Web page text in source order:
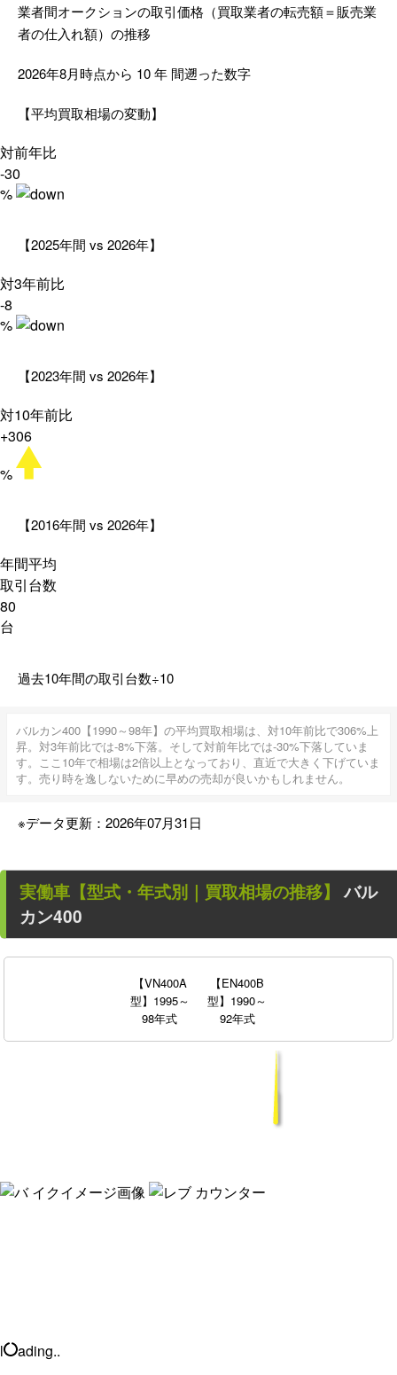
業者間オークションの取引価格（買取業者の転売額＝販売業
者の仕入れ額）の推移
2026年8月時点から 10年 間遡った数字
【平均買取相場の変動】
対前年比
-30
%
【2025年間 vs 2026年】
対3年前比
-8
%
【2023年間 vs 2026年】
対10年前比
+306
%
【2016年間 vs 2026年】
年間平均
取引台数
80
台
過去10年間の取引台数÷10
バルカン400【1990～98年】の平均買取相場は、対10年前比で306%上
昇。対3年前比では-8%下落。そして対前年比では-30%下落していま
す。ここ10年で相場は2倍以上となっており、直近で大きく下げていま
す。売り時を逸しないために早めの売却が良いかもしれません。
※データ更新：2026年07月31日
実働車 【型式・年式別｜買取相場の推移】 バル
カン400
【VN400A
型】1995～
98年式
【EN400B
型】1990～
92年式
l
ading..